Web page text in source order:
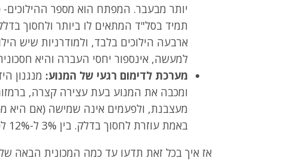
יותר מבעבר. המפתח הוא מספר
תמיד בסל"ד המתאים לו ביותר ולחסוך
ארבעה הילוכים בלבד, ולמודרניות שיש
למעשה, אינספור יחסי העברה והיא
מערכת לדימום רגעי של המנוע:
ומכבה את המנוע בעת עצירה קצרה,
מעצבנת, ולפעמים אינה שמישה (אם היא
באמת עוזרת לחסוך בדלק. בין 3% ל-12% לפי מחקרים שונים.
אז איך בכל זאת תדעו עד כמה המכונית הבאה